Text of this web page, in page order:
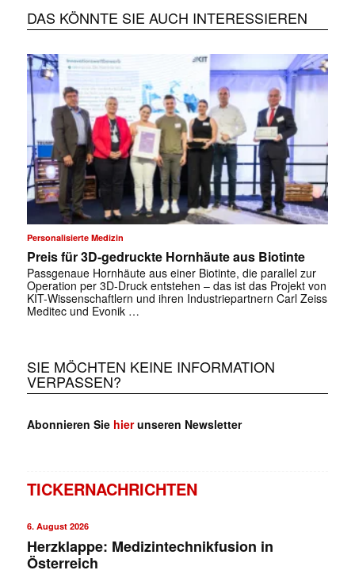
DAS KÖNNTE SIE AUCH INTERESSIEREN
Personalisierte Medizin
Preis für 3D-gedruckte Hornhäute aus Biotinte
Passgenaue Hornhäute aus einer Biotinte, die parallel zur
Operation per 3D-Druck entstehen – das ist das Projekt von
KIT-Wissenschaftlern und ihren Industriepartnern Carl Zeiss
Meditec und Evonik …
SIE MÖCHTEN KEINE INFORMATION
VERPASSEN?
Abonnieren Sie hierunseren Newsletter
TICKERNACHRICHTEN
6. August 2026
Herzklappe: Medizintechnikfusion in
Österreich